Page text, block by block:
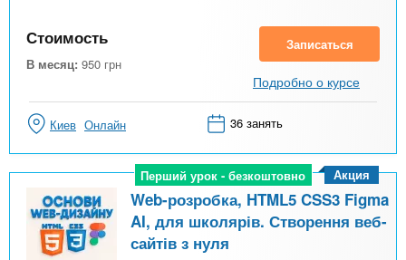
Стоимость
В месяц: 950 грн
Записаться
Подробно о курсе
Киев Онлайн 36 занять
Перший урок - безкоштовно
Перший урок - безкоштовно
Web-розробка, HTML5 CSS3 Figma
AI, для школярів. Створення веб-
сайтів з нуля
Акция